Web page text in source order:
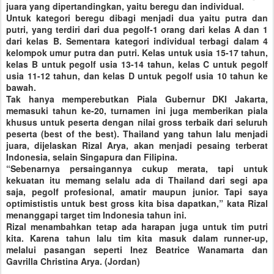
juara yang dipertandingkan, yaitu beregu dan individual.
Untuk kategori beregu dibagi menjadi dua yaitu putra dan
putri, yang terdiri dari dua pegolf-1 orang dari kelas A dan 1
dari kelas B. Sementara kategori individual terbagi dalam 4
kelompok umur putra dan putri. Kelas untuk usia 15-17 tahun,
kelas B untuk pegolf usia 13-14 tahun, kelas C untuk pegolf
usia 11-12 tahun, dan kelas D untuk pegolf usia 10 tahun ke
bawah.
Tak hanya memperebutkan Piala Gubernur DKI Jakarta,
memasuki tahun ke-20, turnamen ini juga memberikan piala
khusus untuk peserta dengan nilai gross terbaik dari seluruh
peserta (best of the best). Thailand yang tahun lalu menjadi
juara, dijelaskan Rizal Arya, akan menjadi pesaing terberat
Indonesia, selain Singapura dan Filipina.
“Sebenarnya persaingannya cukup merata, tapi untuk
kekuatan itu memang selalu ada di Thailand dari segi apa
saja, pegolf profesional, amatir maupun junior. Tapi saya
optimististis untuk best gross kita bisa dapatkan,” kata Rizal
menanggapi target tim Indonesia tahun ini.
Rizal menambahkan tetap ada harapan juga untuk tim putri
kita. Karena tahun lalu tim kita masuk dalam runner-up,
melalui pasangan seperti Inez Beatrice Wanamarta dan
Gavrilla Christina Arya. (Jordan)